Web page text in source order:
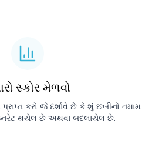
સ્કોર મેળવો
કરો જે દર્શાવે છે કે શું છબીનો તમામ
થયેલ છે અથવા બદલાયેલ છે.